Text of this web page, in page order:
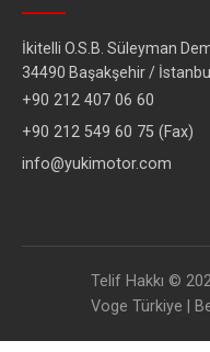
İkitelli O.S.B. Süleyman
34490 Başakşehir / İstanbul
+90 212 407 06 60
+90 212 549 60 75 (Fax)
info@yukimotor.com
Telif Hakkı ©
Voge Türkiye